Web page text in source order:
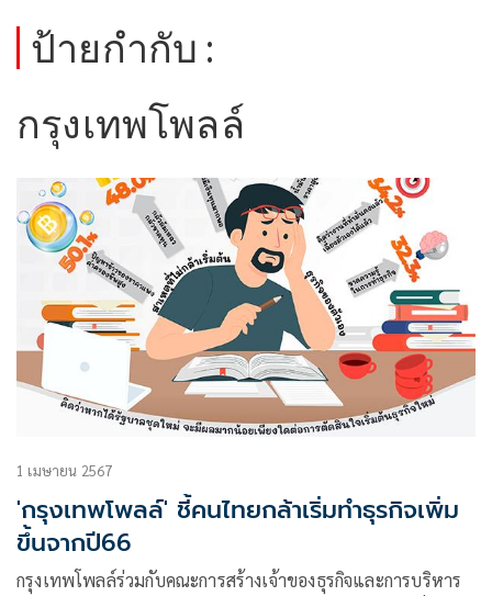
ป้ายกำกับ :
กรุงเทพโพลล์
1 เมษายน 2567
'กรุงเทพโพลล์' ชี้คนไทยกล้าเริ่มทำธุรกิจเพิ่ม
ขึ้นจากปี66
กรุงเทพโพลล์ร่วมกับคณะการสร้างเจ้าของธุรกิจและการบริหาร